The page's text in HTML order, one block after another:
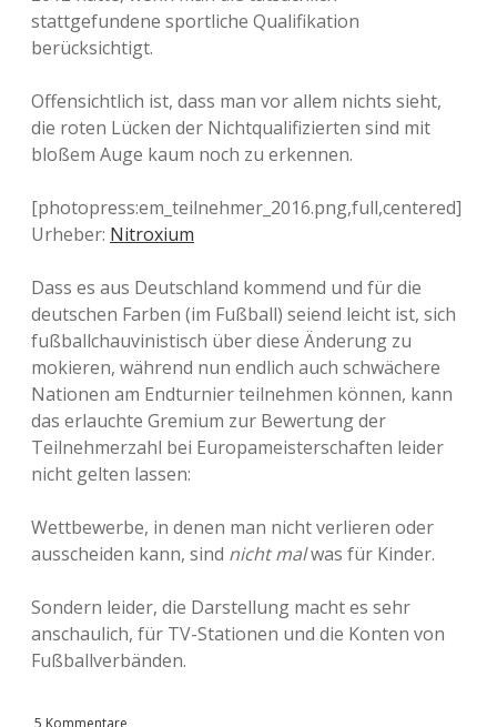
stattgefundene sportliche Qualifikation
berücksichtigt.
Offensichtlich ist, dass man vor allem nichts sieht,
die roten Lücken der Nichtqualifizierten sind mit
bloßem Auge kaum noch zu erkennen.
[photopress:em_teilnehmer_2016.png,full,centered]
Urheber: Nitroxium
Dass es aus Deutschland kommend und für die
deutschen Farben (im Fußball) seiend leicht ist, sich
fußballchauvinistisch über diese Änderung zu
mokieren, während nun endlich auch schwächere
Nationen am Endturnier teilnehmen können, kann
das erlauchte Gremium zur Bewertung der
Teilnehmerzahl bei Europameisterschaften leider
nicht gelten lassen:
Wettbewerbe, in denen man nicht verlieren oder
ausscheiden kann, sind nicht malwas für Kinder.
Sondern leider, die Darstellung macht es sehr
anschaulich, für TV-Stationen und die Konten von
Fußballverbänden.
5 Kommentare